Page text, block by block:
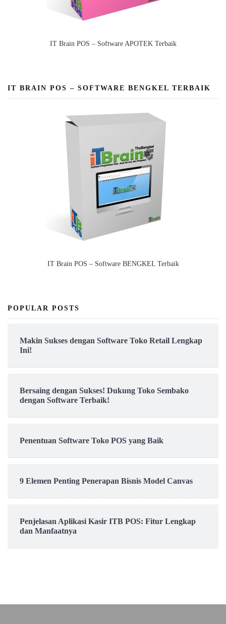
IT Brain POS – Software APOTEK Terbaik
IT BRAIN POS – SOFTWARE BENGKEL TERBAIK
IT Brain POS – Software BENGKEL Terbaik
POPULAR POSTS
Makin Sukses dengan Software Toko Retail Lengkap
Ini!
Bersaing dengan Sukses! Dukung Toko Sembako
dengan Software Terbaik!
Penentuan Software Toko POS yang Baik
9 Elemen Penting Penerapan Bisnis Model Canvas
Penjelasan Aplikasi Kasir ITB POS: Fitur Lengkap
dan Manfaatnya